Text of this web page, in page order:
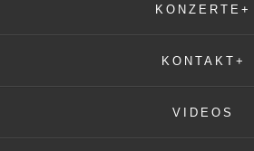
KONZERTE+
KONTAKT+
VIDEOS